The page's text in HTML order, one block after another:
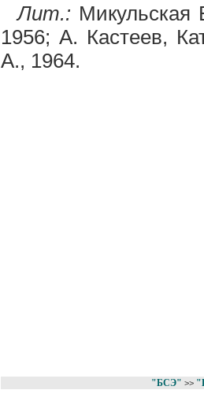
Лит.: Микульская
1956; А. Кастеев,
А., 1964.
"БСЭ" >>